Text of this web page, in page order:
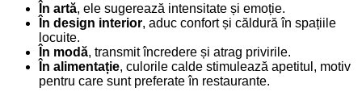
În artă, ele sugerează intensitate și emoție.
În design interior, aduc confort și căldură în spațiile
locuite.
În modă, transmit încredere și atrag privirile.
În alimentație, culorile calde stimulează apetitul, motiv
pentru care sunt preferate în restaurante.